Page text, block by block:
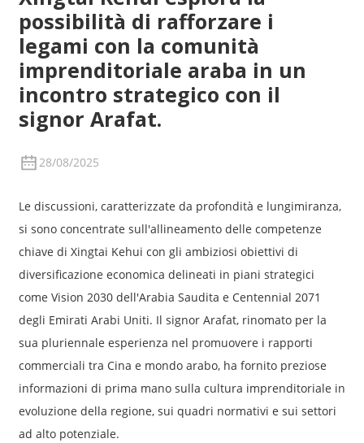
possibilità di rafforzare i
legami con la comunità
imprenditoriale araba in un
incontro strategico con il
signor Arafat.
28/08/2025
Le discussioni, caratterizzate da profondità e lungimiranza,
si sono concentrate sull'allineamento delle competenze
chiave di Xingtai Kehui con gli ambiziosi obiettivi di
diversificazione economica delineati in piani strategici
come Vision 2030 dell'Arabia Saudita e Centennial 2071
degli Emirati Arabi Uniti. Il signor Arafat, rinomato per la
sua pluriennale esperienza nel promuovere i rapporti
commerciali tra Cina e mondo arabo, ha fornito preziose
informazioni di prima mano sulla cultura imprenditoriale in
evoluzione della regione, sui quadri normativi e sui settori
ad alto potenziale.